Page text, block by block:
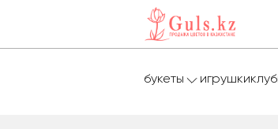
букеты игрушки